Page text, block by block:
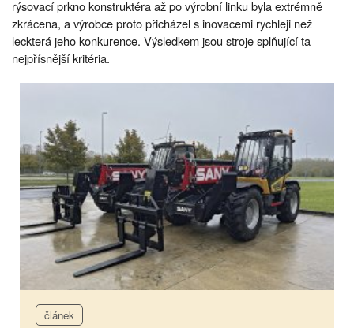
rýsovací prkno konstruktéra až po výrobní linku byla extrémně
zkrácena, a výrobce proto přicházel s inovacemi rychleji než
leckterá jeho konkurence. Výsledkem jsou stroje splňující ta
nejpřísnější kritéria.
článek